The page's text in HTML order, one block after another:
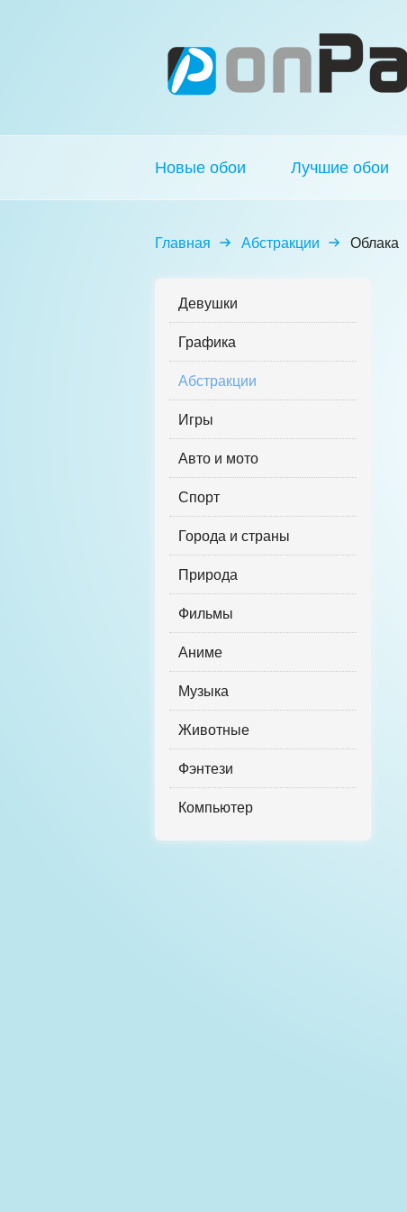
Новые обои Лучшие обои
Главная Абстракции Облака
Девушки
Графика
Абстракции
Игры
Авто и мото
Спорт
Города и страны
Природа
Фильмы
Аниме
Музыка
Животные
Фэнтези
Компьютер